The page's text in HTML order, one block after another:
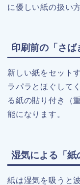
に優しい紙の扱い
印刷前の「さば
新しい紙をセット
ラパラとほぐして
る紙の貼り付き（
能になります。
湿気による「紙
紙は湿気を吸うと